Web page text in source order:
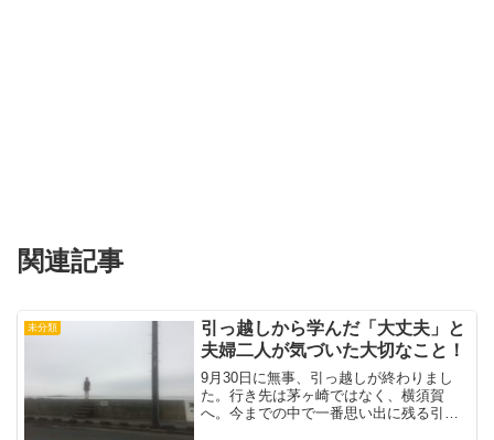
関連記事
未分類
引っ越しから学んだ「大丈夫」と
夫婦二人が気づいた大切なこと！
9月30日に無事、引っ越しが終わりまし
た。行き先は茅ヶ崎ではなく、横須賀
へ。今までの中で一番思い出に残る引っ